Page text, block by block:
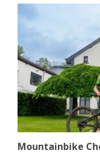
Mountainbike